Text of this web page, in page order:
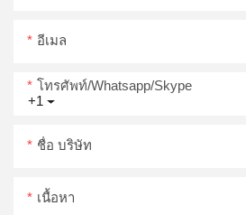
อีเมล
+1
โทรศัพท์/whatsapp/skype
ชื่อ บริษัท
เนื้อหา